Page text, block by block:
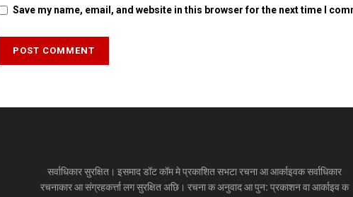
Save my name, email, and website in this browser for the next time I
सर्वाधिकार सुरक्षित। इसमाद डॉट कॉम मे प्रकाशित सभटा रचना आ आर्काइवक सर्वाधिकार
रचनाकार आ संग्रहकर्त्ता लग सुरक्षित अछि। रचना क अनुवाद आ पुन: प्रकाशन वा आर्काइव क